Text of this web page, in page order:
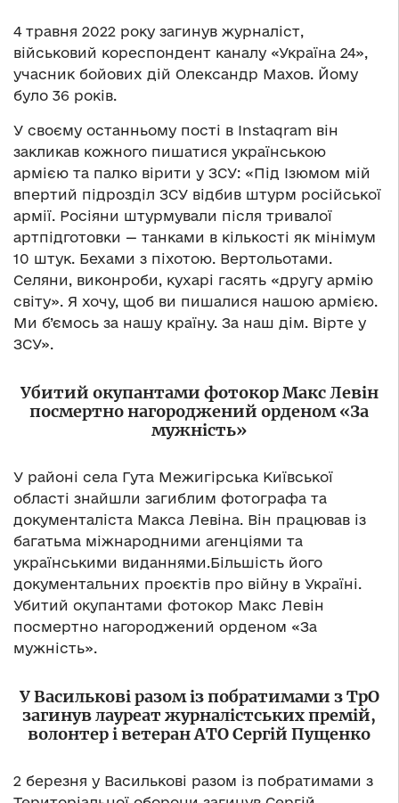
4 травня 2022 року загинув журналіст,
військовий кореспондент каналу «Україна 24»,
учасник бойових дій Олександр Махов. Йому
було 36 років.
У своєму останньому пості в Instaqram він
закликав кожного пишатися українською
армією та палко вірити у ЗСУ: «Під Ізюмом мій
впертий підрозділ ЗСУ відбив штурм російської
армії. Росіяни штурмували після тривалої
артпідготовки — танками в кількості як мінімум
10 штук. Бехами з піхотою. Вертольотами.
Селяни, виконроби, кухарі гасять «другу армію
світу». Я хочу, щоб ви пишалися нашою армією.
Ми б’ємось за нашу країну. За наш дім. Вірте у
ЗСУ».
Убитий окупантами фотокор Макс Левін
посмертно нагороджений орденом «За
мужність»
У районі села Гута Межигірська Київської
області знайшли загиблим фотографа та
документаліста Макса Левіна. Він працював із
багатьма міжнародними агенціями та
українськими виданнями.Більшість його
документальних проєктів про війну в Україні.
Убитий окупантами фотокор Макс Левін
посмертно нагороджений орденом «За
мужність».
У Василькові разом із побратимами з ТрО
загинув лауреат журналістських премій,
волонтер і ветеран АТО Сергій Пущенко
2 березня у Василькові разом із побратимами з